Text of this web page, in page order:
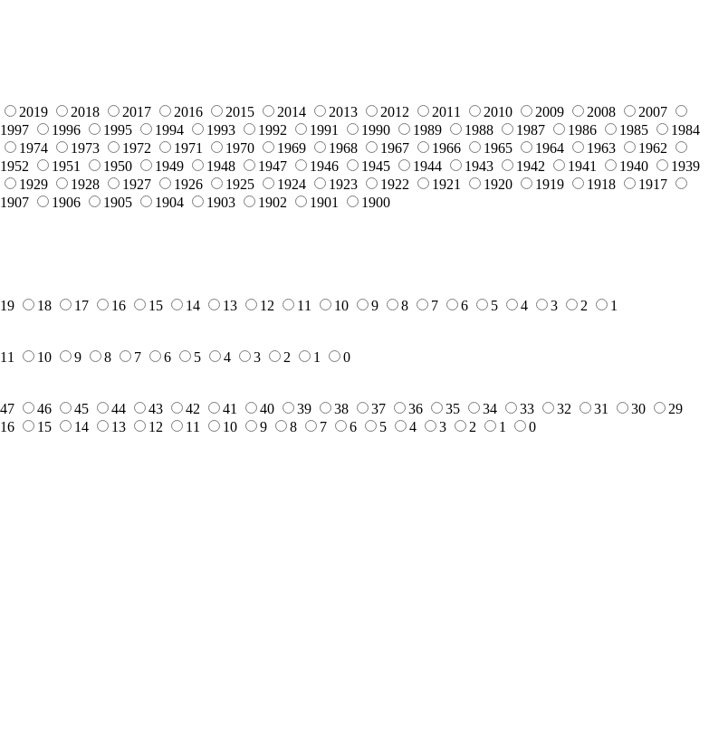
2019 2018 2017 2016 2015 2014 2013 2012 2011 2010 2009 2008
2007
1997 1996 1995 1994 1993 1992 1991 1990 1989 1988 1987 1986 1985
1984
1974 1973 1972 1971 1970 1969 1968 1967 1966 1965 1964 1963
1962
1952 1951 1950 1949 1948 1947 1946 1945 1944 1943 1942 1941 1940
1939
1929 1928 1927 1926 1925 1924 1923 1922 1921 1920 1919 1918
1917
1907 1906 1905 1904 1903 1902 1901 1900
19 18 17 16 15 14 13 12 11 10 9 8 7 6 5 4 3 2 1
11 10 9 8 7 6 5 4 3 2 1 0
47 46 45 44 43 42 41 40 39 38 37 36 35 34 33 32 31 30
29
16 15 14 13 12 11 10 9 8 7 6 5 4 3 2 1 0